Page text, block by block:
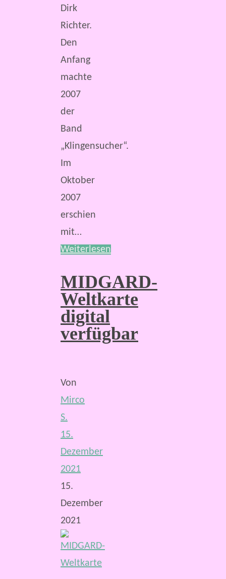
Dirk
Richter.
Den
Anfang
machte
2007
der
Band
„Klingensucher“.
Im
Oktober
2007
erschien
mit…
Weiterlesen
MIDGARD-
Weltkarte
digital
verfügbar
Von
Mirco
S.
15.
Dezember
2021
15.
Dezember
2021